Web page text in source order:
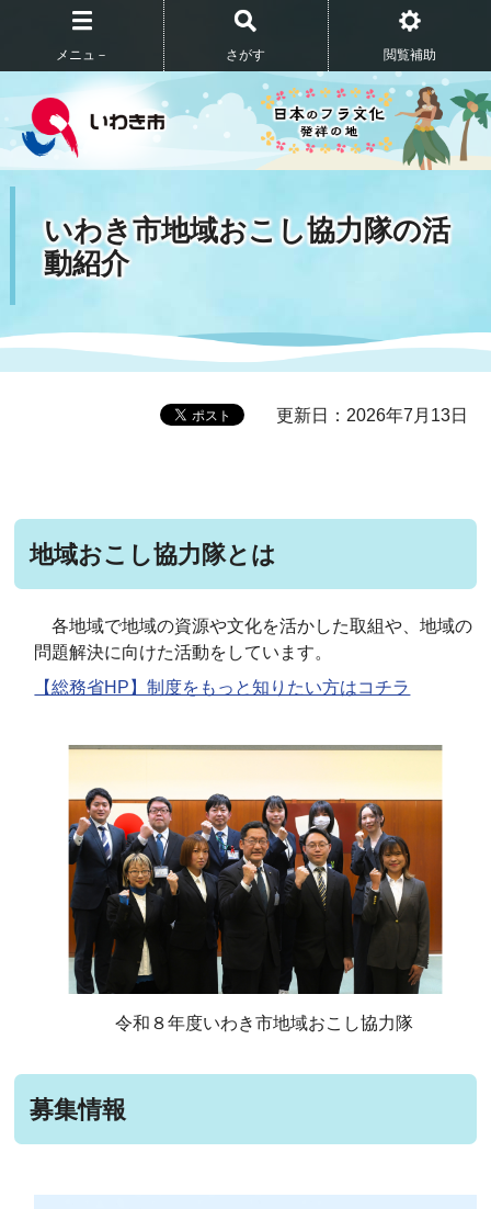
メニュ－ さがす 閲覧補助
いわき市地域おこし協力隊の活
動紹介
更新日：2026年7月13日
地域おこし協力隊とは
各地域で地域の資源や文化を活かした取組や、地域の
問題解決に向けた活動をしています。
【総務省HP】制度をもっと知りたい方はコチラ
令和８年度いわき市地域おこし協力隊
募集情報